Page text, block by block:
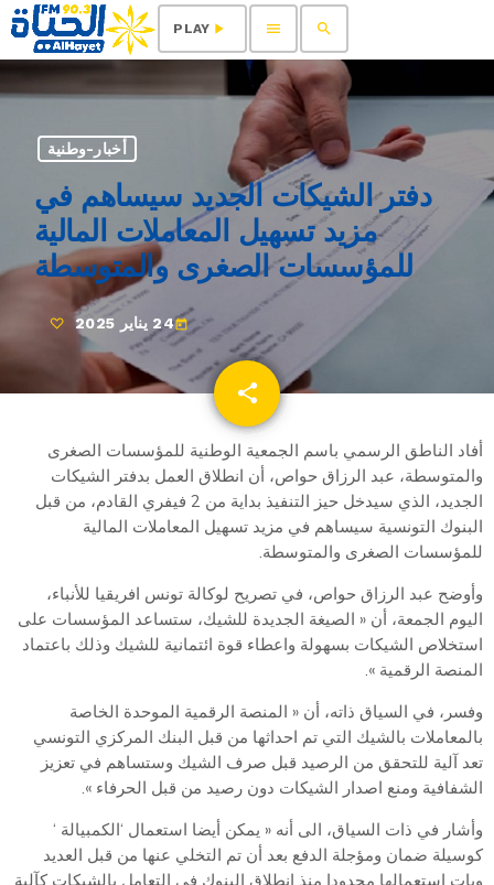
search
menu
play_arrow
PLAY
أخبار-وطنية
دفتر الشيكات الجديد سيساهم في
مزيد تسهيل المعاملات المالية
للمؤسسات الصغرى والمتوسطة
today24 يناير 2025
share
email
أفاد الناطق الرسمي باسم الجمعية الوطنية للمؤسسات الصغرى
والمتوسطة، عبد الرزاق حواص، أن انطلاق العمل بدفتر الشيكات
الجديد، الذي سيدخل حيز التنفيذ بداية من 2 فيفري القادم، من قبل
البنوك التونسية سيساهم في مزيد تسهيل المعاملات المالية
للمؤسسات الصغرى والمتوسطة.
وأوضح عبد الرزاق حواص، في تصريح لوكالة تونس افريقيا للأنباء،
اليوم الجمعة، أن « الصيغة الجديدة للشيك، ستساعد المؤسسات على
استخلاص الشيكات بسهولة واعطاء قوة ائتمانية للشيك وذلك باعتماد
المنصة الرقمية ».
وفسر، في السياق ذاته، أن « المنصة الرقمية الموحدة الخاصة
بالمعاملات بالشيك التي تم احداثها من قبل البنك المركزي التونسي
تعد آلية للتحقق من الرصيد قبل صرف الشيك وستساهم في تعزيز
الشفافية ومنع اصدار الشيكات دون رصيد من قبل الحرفاء ».
وأشار في ذات السياق، الى أنه « يمكن أيضا استعمال ‘الكمبيالة ‘
كوسيلة ضمان ومؤجلة الدفع بعد أن تم التخلي عنها من قبل العديد
وبات استعمالها محدودا منذ انطلاق البنوك في التعامل بالشيكات كآلية